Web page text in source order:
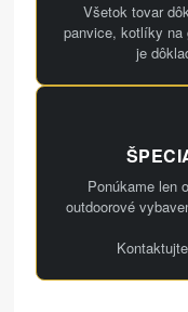
Všetok tovar
panvice, kotlíky na
je
Ponúkame len
outdoorové